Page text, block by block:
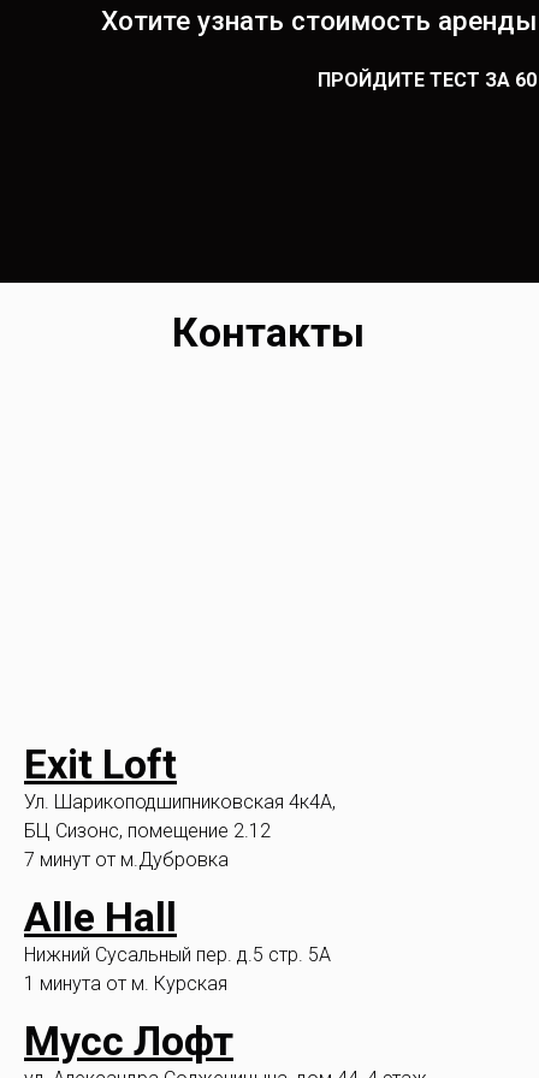
Хотите узнать стоимость
ПРОЙДИТЕ ТЕСТ ЗА
Exit Loft
Ул. Шарикоподшипниковская 4к4A,
БЦ Сизонс, помещение 2.12
7 минут от м.Дубровка
Alle Hall
Нижний Сусальный пер. д.5 стр. 5А
1 минута от м. Курская
Мусс Лофт
Контакты